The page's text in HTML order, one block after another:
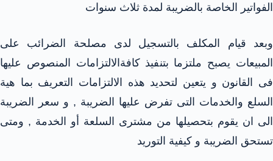
الفواتير الخاصة بالضريبة لمدة ثلاث سنوات
وبعد قيام المكلف بالتسجيل لدى مصلحة الضرائب على
المبيعات يصبح ملتزما بتنفيذ كافةالالتزامات المنصوص عليها
فى القانون و يتعين لتحديد هذه الالتزامات التعريف بما هية
السلع والخدمات التى تفرض عليها الضريبة , و سعر الضريبة
الى ان يقوم بتحصيلها من مشترى السلعة أو الخدمة , ومتى
تستحق الضريبة و كيفية التوريد